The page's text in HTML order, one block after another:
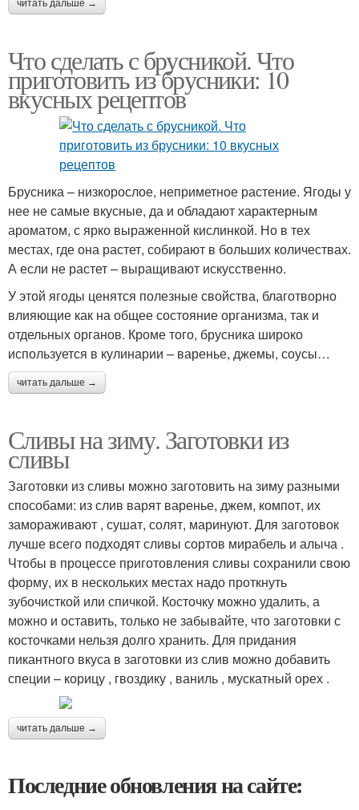
читать дальше →
Что сделать с брусникой. Что
приготовить из брусники: 10
вкусных рецептов
Брусника – низкорослое, неприметное растение. Ягоды у
нее не самые вкусные, да и обладают характерным
ароматом, с ярко выраженной кислинкой. Но в тех
местах, где она растет, собирают в больших количествах.
А если не растет – выращивают искусственно.
У этой ягоды ценятся полезные свойства, благотворно
влияющие как на общее состояние организма, так и
отдельных органов. Кроме того, брусника широко
используется в кулинарии – варенье, джемы, соусы…
читать дальше →
Сливы на зиму. Заготовки из
сливы
Заготовки из сливы можно заготовить на зиму разными
способами: из слив варят варенье, джем, компот, их
замораживают , сушат, солят, маринуют. Для заготовок
лучше всего подходят сливы сортов мирабель и алыча .
Чтобы в процессе приготовления сливы сохранили свою
форму, их в нескольких местах надо проткнуть
зубочисткой или спичкой. Косточку можно удалить, а
можно и оставить, только не забывайте, что заготовки с
косточками нельзя долго хранить. Для придания
пикантного вкуса в заготовки из слив можно добавить
специи – корицу , гвоздику , ваниль , мускатный орех .
читать дальше →
Последние обновления на сайте: